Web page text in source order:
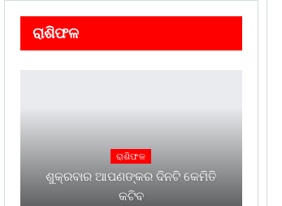
ରାଶିଫଳ
ରାଶିଫଳ
ଶୁକ୍ରବାର ଆପଣଙ୍କର ଦିନଟି କେମିତି
କଟିବ